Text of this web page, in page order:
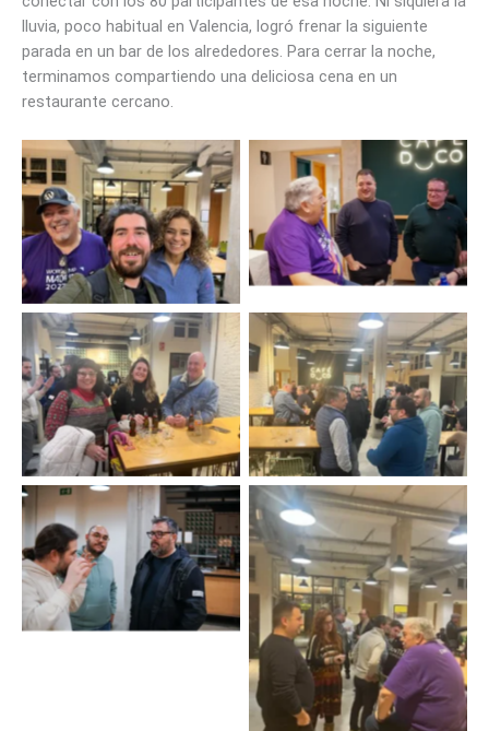
lluvia, poco habitual en Valencia, logró frenar la siguiente
parada en un bar de los alrededores. Para cerrar la noche,
terminamos compartiendo una deliciosa cena en un
restaurante cercano.
Beerworking WordPress
Valencia
Beerworking WordPress
Valencia
Beerworking WordPress
Valencia
Beerworking WordPress
Valencia
Beerworking WordPress
Valencia
Beerworking WordPress
Valencia